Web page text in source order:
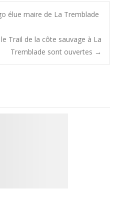
élue maire de La Tremblade
Trail de la côte sauvage à La
Tremblade sont ouvertes →